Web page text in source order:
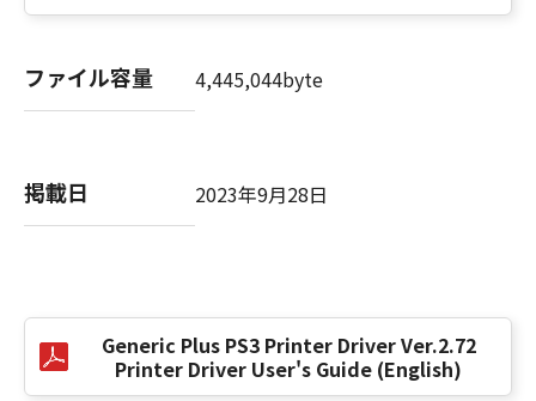
(1) 本契約書は、お客様が、『同意』を示す下
記のボタンをクリックした時点、または「本ソ
効に存続します。
(2) お客様は、「本ソフトウェア」およびその
した場合、本契約書は直ちに終了します。
(4) お客様は、上記(3)によって本契約書が終了
した場合、速やかに、「本ソフトウェア」およ
ファイル容量 4,445,044byte
掲載日 2023年9月28日
Generic Plus PS3 Printer Driver Ver.2.72
Printer Driver User's Guide (English)